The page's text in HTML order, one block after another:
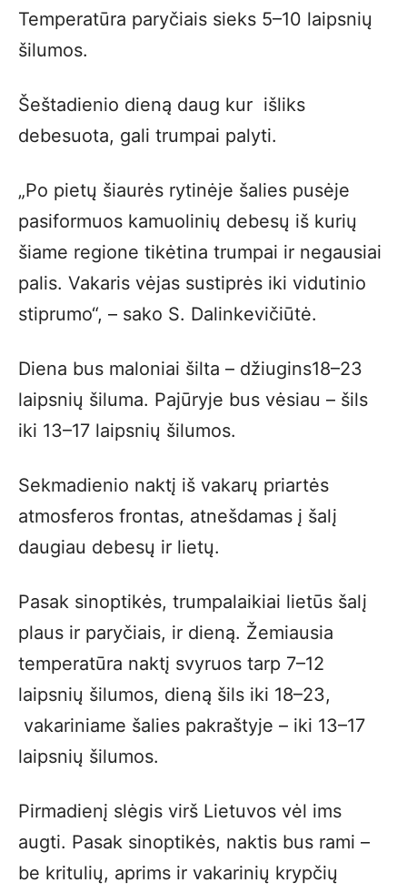
Temperatūra paryčiais sieks 5–10 laipsnių
šilumos.
Šeštadienio dieną daug kur išliks
debesuota, gali trumpai palyti.
„Po pietų šiaurės rytinėje šalies pusėje
pasiformuos kamuolinių debesų iš kurių
šiame regione tikėtina trumpai ir negausiai
palis. Vakaris vėjas sustiprės iki vidutinio
stiprumo“, – sako S. Dalinkevičiūtė.
Diena bus maloniai šilta – džiugins18–23
laipsnių šiluma. Pajūryje bus vėsiau – šils
iki 13–17 laipsnių šilumos.
Sekmadienio naktį iš vakarų priartės
atmosferos frontas, atnešdamas į šalį
daugiau debesų ir lietų.
Pasak sinoptikės, trumpalaikiai lietūs šalį
plaus ir paryčiais, ir dieną. Žemiausia
temperatūra naktį svyruos tarp 7–12
laipsnių šilumos, dieną šils iki 18–23,
vakariniame šalies pakraštyje – iki 13–17
laipsnių šilumos.
Pirmadienį slėgis virš Lietuvos vėl ims
augti. Pasak sinoptikės, naktis bus rami –
be kritulių, aprims ir vakarinių krypčių